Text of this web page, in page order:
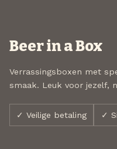
Beer in a Box
Verrassingsboxen met
smaak. Leuk voor jezelf,
✓ Veilige betaling ✓